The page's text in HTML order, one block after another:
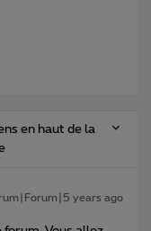
en haut de la
years ago